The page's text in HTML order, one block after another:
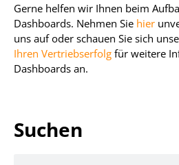
Gerne helfen wir Ihnen beim
Dashboards. Nehmen Sie hier
uns auf oder schauen Sie sich
Ihren Vertriebserfolg für weitere
Dashboards an.
Suchen